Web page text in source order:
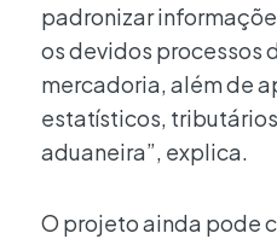
padronizar
os devidos processos
mercadoria, além de
estatísticos,
aduaneira”, explica.
O projeto ainda pode